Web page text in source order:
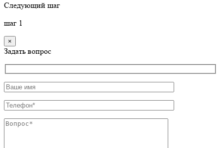
Следующий шаг
шаг 1
×
Задать вопрос